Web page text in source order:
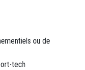
ou de
tech